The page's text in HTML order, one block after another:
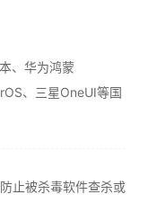
、华为鸿蒙
、三星OneUI等国
止被杀毒软件查杀或